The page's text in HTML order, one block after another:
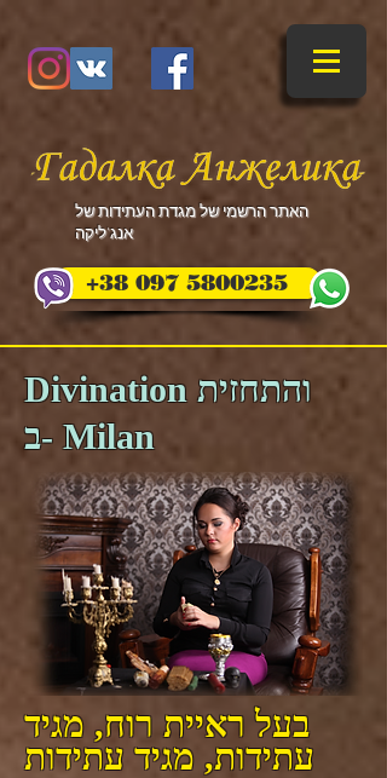
+38 097 5800235
​האתר הרשמי של מגדת העתידות של
אנג'ליקה
Divination והתחזית
ב- Milan
בעל ראיית רוח, מגיד
עתידות, מגיד עתידות